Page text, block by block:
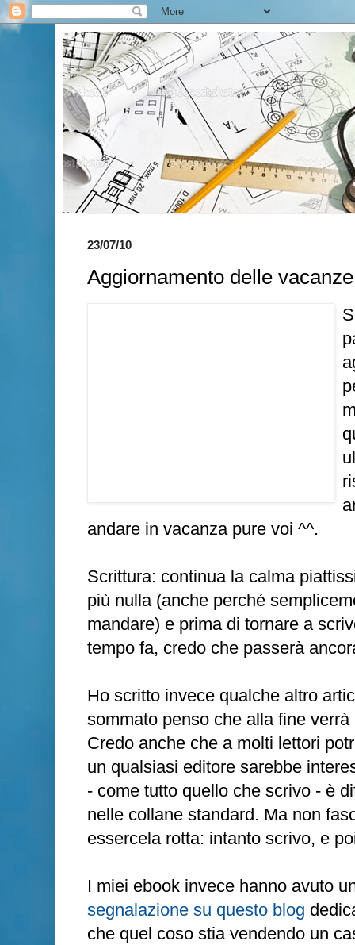
23/07/10
Aggiornamento delle
andare in vacanza pure voi ^^.
Scrittura: continua la calma
più nulla (anche perché
mandare) e prima di tornare a
tempo fa, credo che passerà
Ho scritto invece qualche altro
sommato penso che alla fine
Credo anche che a molti lettori
un qualsiasi editore sarebbe
- come tutto quello che scrivo - è
nelle collane standard. Ma non
essercela rotta: intanto scrivo, e
I miei ebook invece hanno avuto
segnalazione su questo blog
che quel coso stia vendendo un